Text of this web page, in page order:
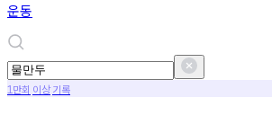
운동
1 만회 이상기록